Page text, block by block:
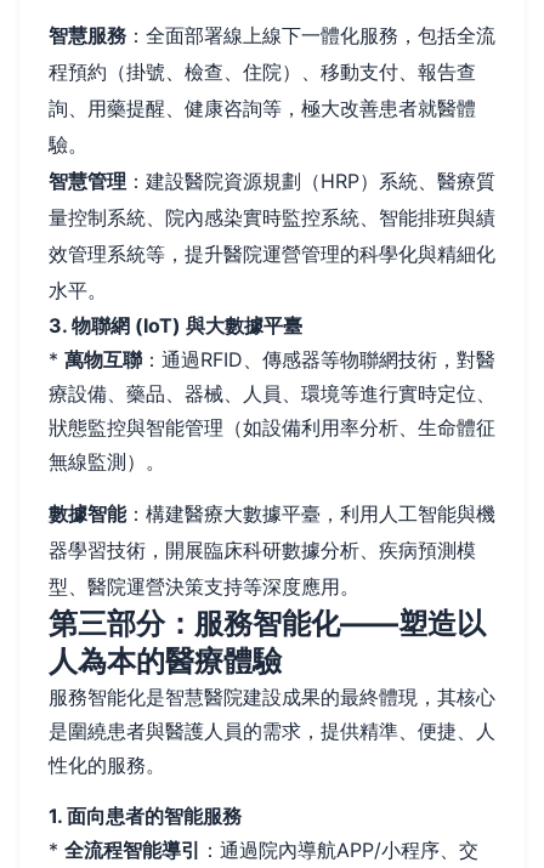
智慧服務 ：全面部署線上線下一體化服務，包括全流
程預約（掛號、檢查、住院）、移動支付、報告查
詢、用藥提醒、健康咨詢等，極大改善患者就醫體
驗。
智慧管理 ：建設醫院資源規劃（HRP）系統、醫療質
量控制系統、院內感染實時監控系統、智能排班與績
效管理系統等，提升醫院運營管理的科學化與精細化
水平。
3. 物聯網 (IoT) 與大數據平臺
* 萬物互聯：通過RFID、傳感器等物聯網技術，對醫
療設備、藥品、器械、人員、環境等進行實時定位、
狀態監控與智能管理（如設備利用率分析、生命體征
無線監測）。
數據智能：構建醫療大數據平臺，利用人工智能與機
器學習技術，開展臨床科研數據分析、疾病預測模
型、醫院運營決策支持等深度應用。
第三部分：服務智能化——塑造以
人為本的醫療體驗
服務智能化是智慧醫院建設成果的最終體現，其核心
是圍繞患者與醫護人員的需求，提供精準、便捷、人
性化的服務。
1. 面向患者的智能服務
* 全流程智能導引
：通過院內導航APP/小程序、交